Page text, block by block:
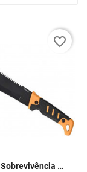
Facão de Sobrevivência e Selva
favorite_border